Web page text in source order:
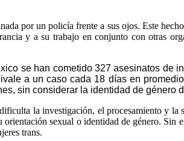
por un policía frente a sus ojos. Este
y a su trabajo en conjunto con otras
se han cometido 327 asesinatos de
a un caso cada 18 días en
sin considerar la identidad de género
la investigación, el procesamiento y la
sexual o identidad de género. Sin
trans.